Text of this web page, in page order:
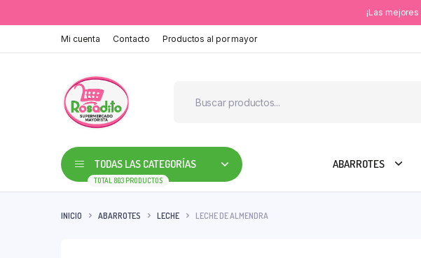
¡Las mejores
Mi cuenta Contacto Productos al por mayor
TODAS LAS CATEGORÍAS
TOTAL 803 PRODUCTOS
ABARROTES
INICIO ABARROTES LECHE LECHE DE ALMENDRA